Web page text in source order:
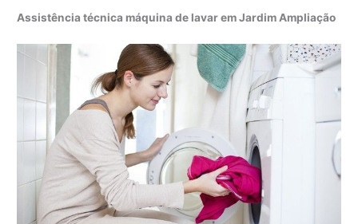
Assistência técnica máquina de lavar em Jardim Ampliação